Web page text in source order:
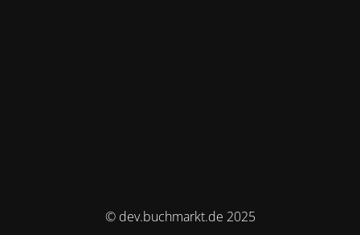
© dev.buchmarkt.de 2025